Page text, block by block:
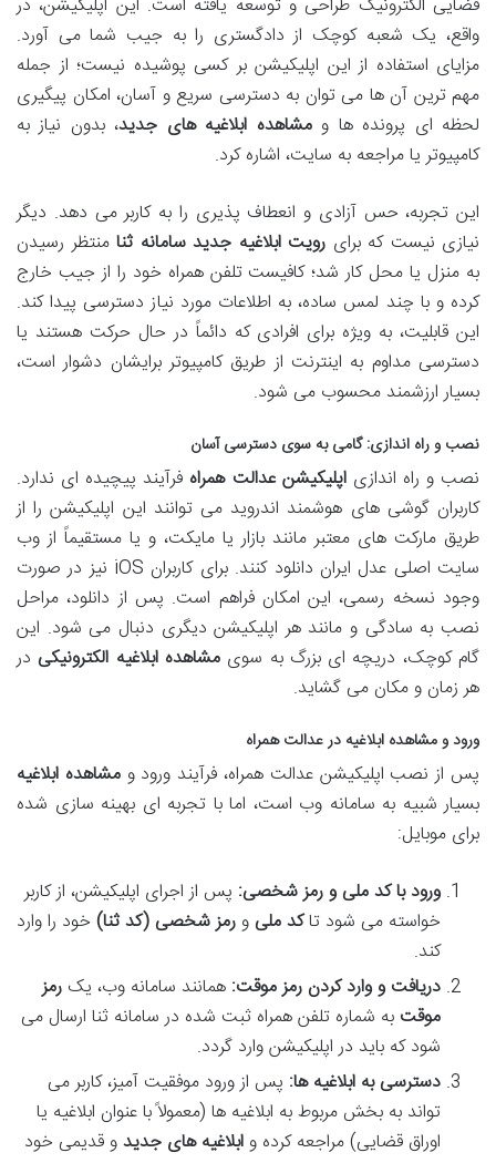
واقع، یک شعبه کوچک از دادگستری را به جیب شما می آورد.
مزایای استفاده از این اپلیکیشن بر کسی پوشیده نیست؛ از جمله
مهم ترین آن ها می توان به دسترسی سریع و آسان، امکان پیگیری
لحظه ای پرونده ها ومشاهده ابلاغیه های جدید، بدون نیاز به
کامپیوتر یا مراجعه به سایت، اشاره کرد.
این تجربه، حس آزادی و انعطاف پذیری را به کاربر می دهد. دیگر
نیازی نیست که برای رویت ابلاغیه جدید سامانه ثنا منتظر رسیدن
به منزل یا محل کار شد؛ کافیست تلفن همراه خود را از جیب خارج
کرده و با چند لمس ساده، به اطلاعات مورد نیاز دسترسی پیدا کند.
این قابلیت، به ویژه برای افرادی که دائماً در حال حرکت هستند یا
دسترسی مداوم به اینترنت از طریق کامپیوتر برایشان دشوار است،
بسیار ارزشمند محسوب می شود.
نصب و راه اندازی: گامی به سوی دسترسی آسان
نصب و راه اندازیاپلیکیشن عدالت همراه فرآیند پیچیده ای ندارد.
کاربران گوشی های هوشمند اندروید می توانند این اپلیکیشن را از
طریق مارکت های معتبر مانند بازار یا مایکت، و یا مستقیماً از وب
سایت اصلی عدل ایران دانلود کنند. برای کاربران iOS نیز در صورت
وجود نسخه رسمی، این امکان فراهم است. پس از دانلود، مراحل
نصب به سادگی و مانند هر اپلیکیشن دیگری دنبال می شود. این
گام کوچک، دریچه ای بزرگ به سویمشاهده ابلاغیه الکترونیکی در
هر زمان و مکان می گشاید.
ورود و مشاهده ابلاغیه در عدالت همراه
پس از نصب اپلیکیشن عدالت همراه، فرآیند ورود ومشاهده ابلاغیه
بسیار شبیه به سامانه وب است، اما با تجربه ای بهینه سازی شده
برای موبایل:
ورود با کد ملی و رمز شخصی: پس از اجرای اپلیکیشن، از کاربر
خواسته می شود تاکد ملی ورمز شخصی (کد ثنا) خود را وارد
کند.
دریافت و وارد کردن رمز موقت: همانند سامانه وب، یک رمز
موقت به شماره تلفن همراه ثبت شده در سامانه ثنا ارسال می
شود که باید در اپلیکیشن وارد گردد.
دسترسی به ابلاغیه ها: پس از ورود موفقیت آمیز، کاربر می
تواند به بخش مربوط به ابلاغیه ها (معمولاً با عنوان ابلاغیه یا
اوراق قضایی) مراجعه کرده وابلاغیه های جدیدو قدیمی خود